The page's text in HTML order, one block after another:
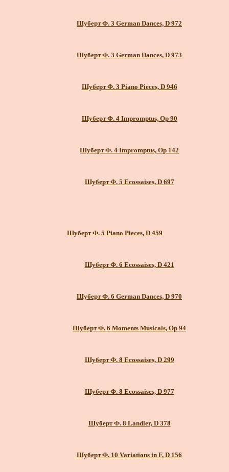
Шуберт Ф. 3 German Dances, D 972
Шуберт Ф. 3 German Dances, D 973
Шуберт Ф. 3 Piano Pieces, D 946
Шуберт Ф. 4 Impromptus, Op 90
Шуберт Ф. 4 Impromptus, Op 142
Шуберт Ф. 5 Ecossaises, D 697
Шуберт Ф. 5 Piano Pieces, D 459
Шуберт Ф. 6 Ecossaises, D 421
Шуберт Ф. 6 German Dances, D 970
Шуберт Ф. 6 Moments Musicals, Op 94
Шуберт Ф. 8 Ecossaises, D 299
Шуберт Ф. 8 Ecossaises, D 977
Шуберт Ф. 8 Landler, D 378
Шуберт Ф. 10 Variations in F, D 156